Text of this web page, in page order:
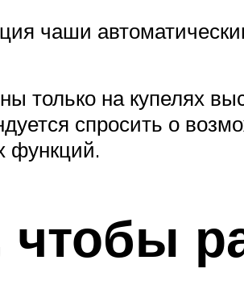
чаши
только на купелях
спросить о
функций.
чтобы